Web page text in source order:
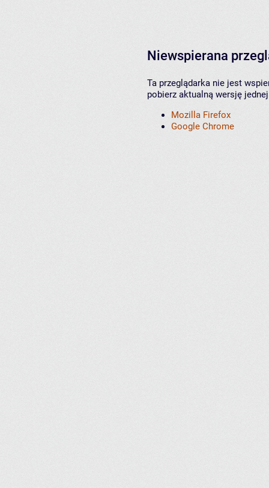
Niewspierana
Ta przeglądarka nie jest
pobierz aktualną wersję
Mozilla Firefox
Google Chrome